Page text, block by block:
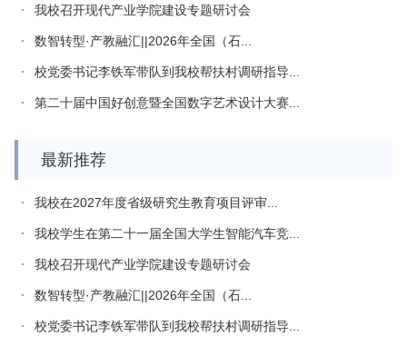
我校召开现代产业学院建设专题研讨会
数智转型·产教融汇||2026年全国（石...
校党委书记李铁军带队到我校帮扶村调研指导...
第二十届中国好创意暨全国数字艺术设计大赛...
最新推荐
我校在2027年度省级研究生教育项目评审...
我校学生在第二十一届全国大学生智能汽车竞...
我校召开现代产业学院建设专题研讨会
数智转型·产教融汇||2026年全国（石...
校党委书记李铁军带队到我校帮扶村调研指导...